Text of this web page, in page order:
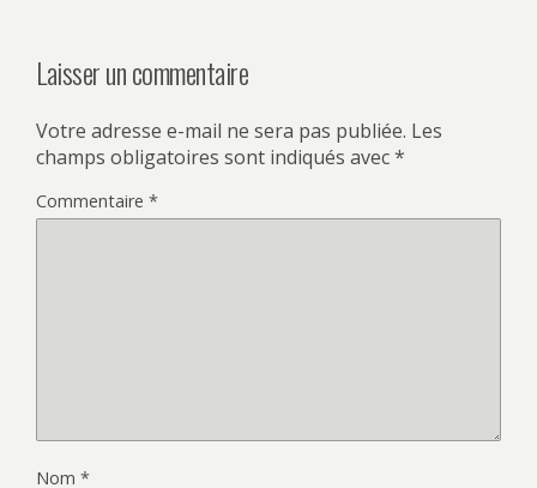
Laisser un commentaire
Votre adresse e-mail ne sera pas publiée. Les
champs obligatoires sont indiqués avec*
Commentaire *
Nom *